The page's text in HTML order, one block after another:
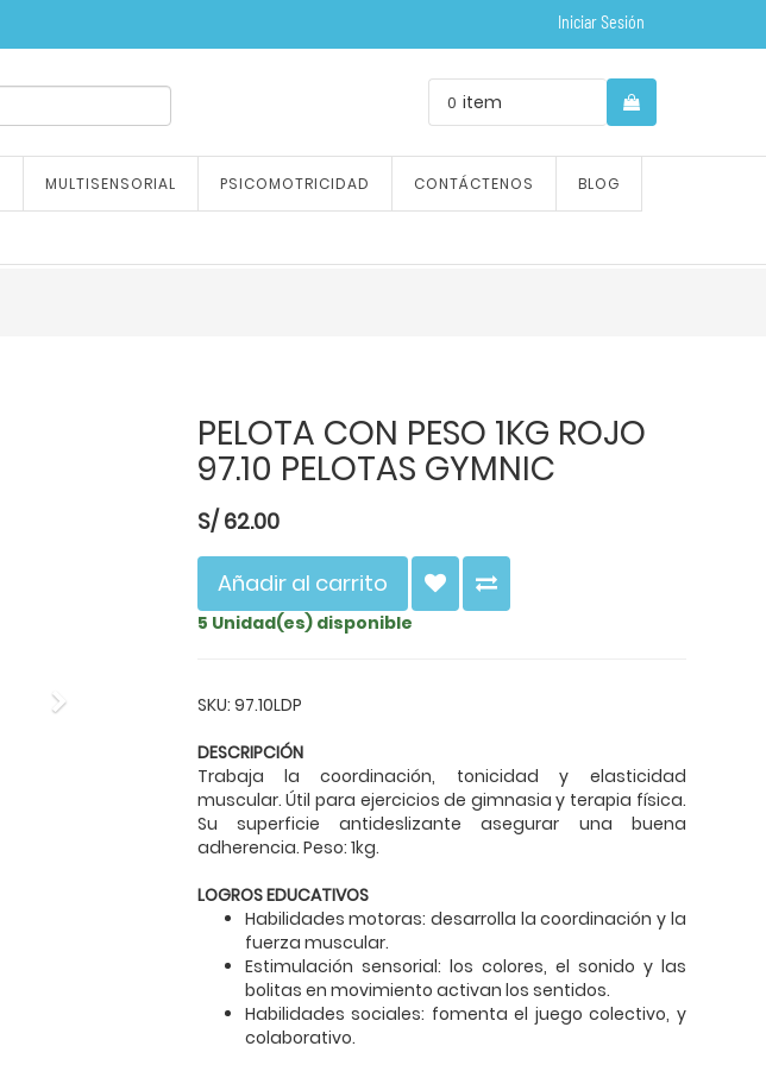
Iniciar Sesión
0 item
MULTISENSORIAL PSICOMOTRICIDAD CONTÁCTENOS BLOG
Next
PELOTA CON PESO 1KG ROJO
97.10 PELOTAS GYMNIC
S/ 62.00
Añadir al carrito
5 Unidad(es) disponible
SKU: 97.10LDP
DESCRIPCIÓN
Trabaja la coordinación, tonicidad y elasticidad
muscular. Útil para ejercicios de gimnasia y terapia física.
Su superficie antideslizante asegurar una buena
adherencia. Peso: 1kg.
LOGROS EDUCATIVOS
Habilidades motoras: desarrolla la coordinación y la
fuerza muscular.
Estimulación sensorial: los colores, el sonido y las
bolitas en movimiento activan los sentidos.
Habilidades sociales: fomenta el juego colectivo, y
colaborativo.